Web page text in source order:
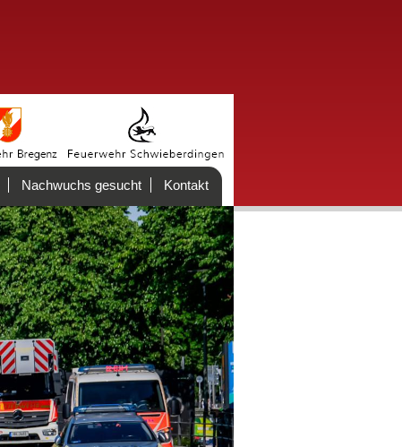
Nachwuchs gesucht Kontakt